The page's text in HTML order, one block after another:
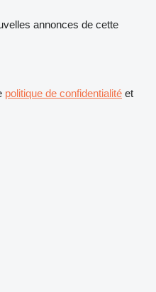
annonces de cette
politique de confidentialité et